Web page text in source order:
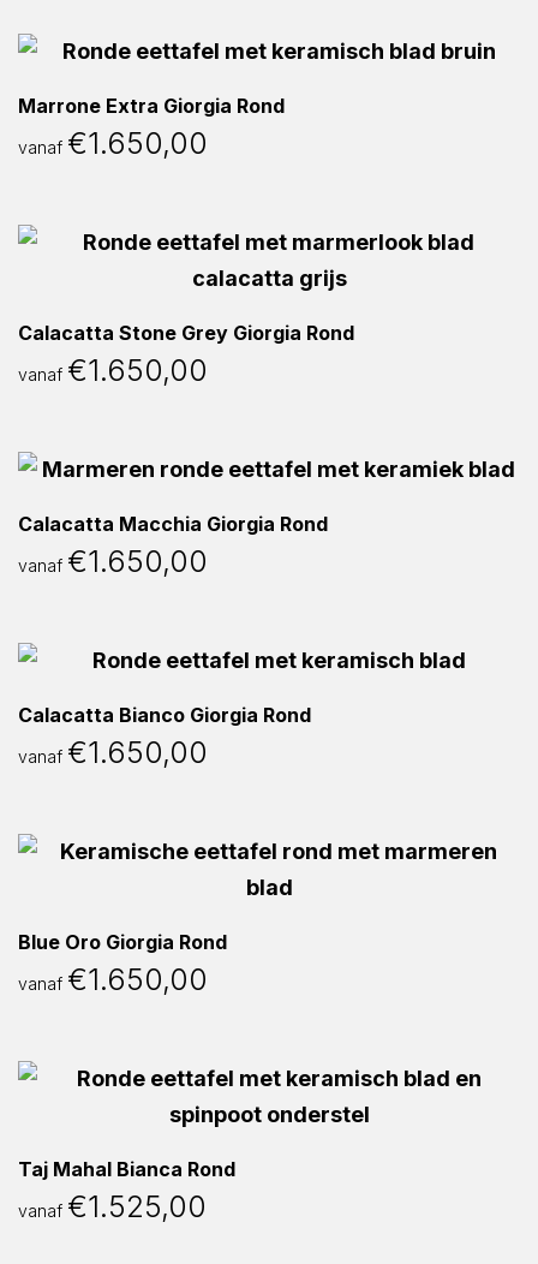
Marrone Extra Giorgia Rond
vanaf €1.650,00
Calacatta Stone Grey Giorgia Rond
vanaf €1.650,00
Calacatta Macchia Giorgia Rond
vanaf €1.650,00
Calacatta Bianco Giorgia Rond
vanaf €1.650,00
Blue Oro Giorgia Rond
vanaf €1.650,00
Taj Mahal Bianca Rond
vanaf €1.525,00